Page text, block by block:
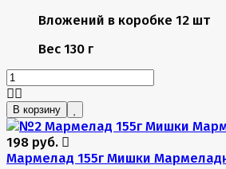
Вложений в коробке 12 шт
Вес 130 г
В корзину
198 руб.
Мармелад 155г Мишки